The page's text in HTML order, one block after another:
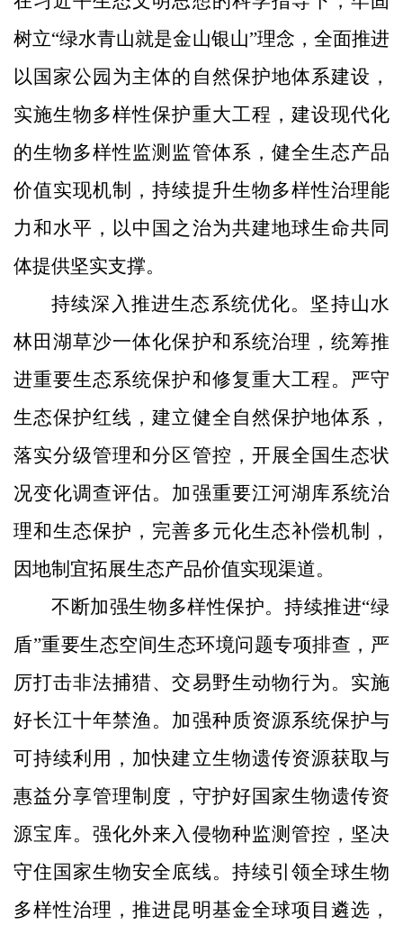
树立“绿水青山就是金山银山”理念，全面推进
以国家公园为主体的自然保护地体系建设，
实施生物多样性保护重大工程，建设现代化
的生物多样性监测监管体系，健全生态产品
价值实现机制，持续提升生物多样性治理能
力和水平，以中国之治为共建地球生命共同
体提供坚实支撑。
持续深入推进生态系统优化。坚持山水
林田湖草沙一体化保护和系统治理，统筹推
进重要生态系统保护和修复重大工程。严守
生态保护红线，建立健全自然保护地体系，
落实分级管理和分区管控，开展全国生态状
况变化调查评估。加强重要江河湖库系统治
理和生态保护，完善多元化生态补偿机制，
因地制宜拓展生态产品价值实现渠道。
不断加强生物多样性保护。持续推进“绿
盾”重要生态空间生态环境问题专项排查，严
厉打击非法捕猎、交易野生动物行为。实施
好长江十年禁渔。加强种质资源系统保护与
可持续利用，加快建立生物遗传资源获取与
惠益分享管理制度，守护好国家生物遗传资
源宝库。强化外来入侵物种监测管控，坚决
守住国家生物安全底线。持续引领全球生物
多样性治理，推进昆明基金全球项目遴选，